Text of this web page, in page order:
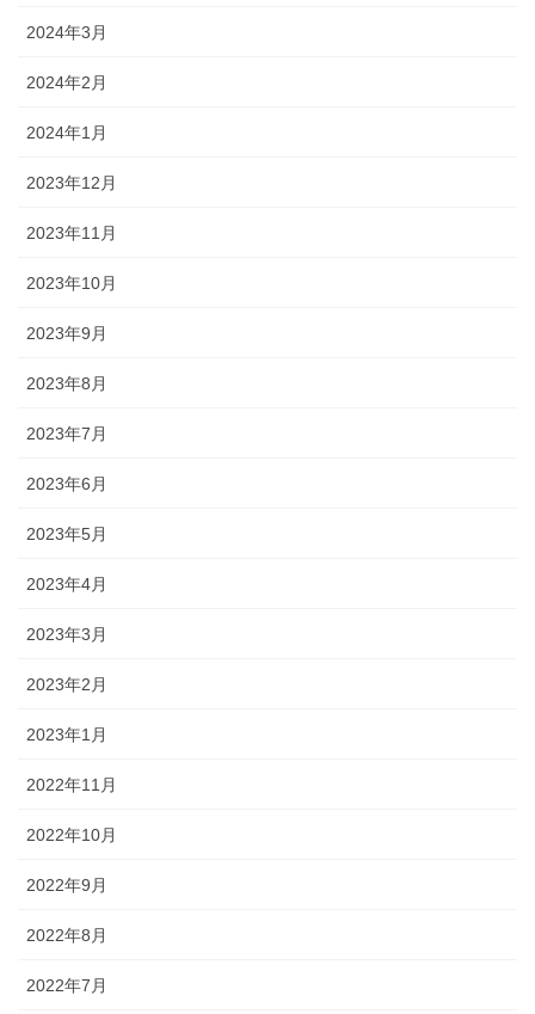
2024年3月
2024年2月
2024年1月
2023年12月
2023年11月
2023年10月
2023年9月
2023年8月
2023年7月
2023年6月
2023年5月
2023年4月
2023年3月
2023年2月
2023年1月
2022年11月
2022年10月
2022年9月
2022年8月
2022年7月